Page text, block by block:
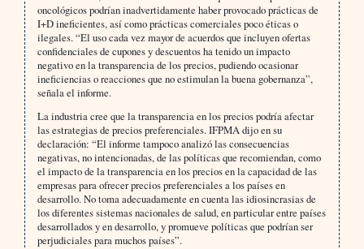
oncológicos podrían inadvertidamente haber provocado prácticas de
I+D ineficientes, así como prácticas comerciales poco éticas o
ilegales. “El uso cada vez mayor de acuerdos que incluyen ofertas
confidenciales de cupones y descuentos ha tenido un impacto
negativo en la transparencia de los precios, pudiendo ocasionar
ineficiencias o reacciones que no estimulan la buena gobernanza”,
señala el informe.
La industria cree que la transparencia en los precios podría afectar
las estrategias de precios preferenciales. IFPMA dijo en su
declaración: “El informe tampoco analizó las consecuencias
negativas, no intencionadas, de las políticas que recomiendan, como
el impacto de la transparencia en los precios en la capacidad de las
empresas para ofrecer precios preferenciales a los países en
desarrollo. No toma adecuadamente en cuenta las idiosincrasias de
los diferentes sistemas nacionales de salud, en particular entre países
desarrollados y en desarrollo, y promueve políticas que podrían ser
perjudiciales para muchos países”.